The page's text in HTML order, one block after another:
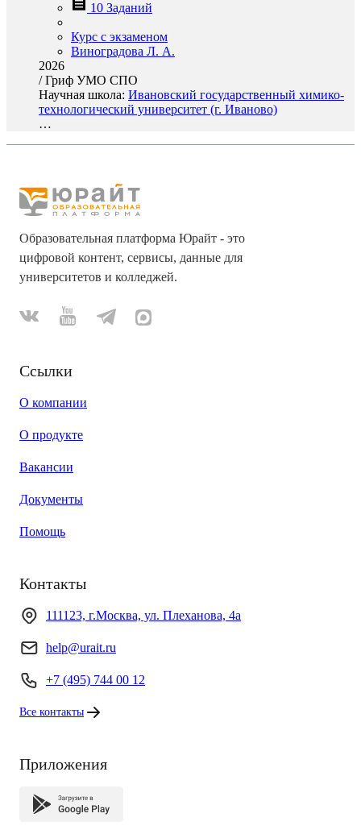
10 Заданий
Курс с экзаменом
Виноградова Л. А.
2026
/Гриф УМО СПО
Научная школа: Ивановский государственный химико-
технологический университет (г. Иваново)
…
Образовательная платформа Юрайт - это
цифровой контент, сервисы, данные для
университетов и колледжей.
Ссылки
О компании
О продукте
Вакансии
Документы
Помощь
Контакты
111123, г.Москва, ул. Плеханова, 4а
help@urait.ru
+7 (495) 744 00 12
Все контакты
Приложения